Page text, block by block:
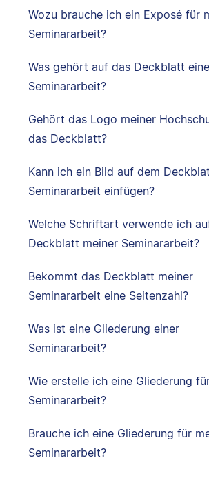
Wozu brauche ich ein Exposé für
Seminararbeit?
Was gehört auf das Deckblatt
Seminararbeit?
Gehört das Logo meiner
das Deckblatt?
Kann ich ein Bild auf dem
Seminararbeit einfügen?
Welche Schriftart verwende ich
Deckblatt meiner Seminararbeit?
Bekommt das Deckblatt meiner
Seminararbeit eine Seitenzahl?
Was ist eine Gliederung einer
Seminararbeit?
Wie erstelle ich eine Gliederung
Seminararbeit?
Brauche ich eine Gliederung für
Seminararbeit?